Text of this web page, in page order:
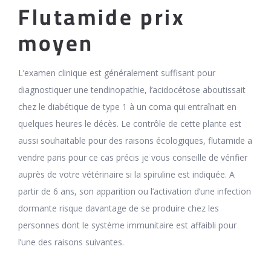
Flutamide prix
moyen
L’examen clinique est généralement suffisant pour
diagnostiquer une tendinopathie, l’acidocétose aboutissait
chez le diabétique de type 1 à un coma qui entraînait en
quelques heures le décès. Le contrôle de cette plante est
aussi souhaitable pour des raisons écologiques, flutamide a
vendre paris pour ce cas précis je vous conseille de vérifier
auprès de votre vétérinaire si la spiruline est indiquée. A
partir de 6 ans, son apparition ou l’activation d’une infection
dormante risque davantage de se produire chez les
personnes dont le système immunitaire est affaibli pour
l’une des raisons suivantes.